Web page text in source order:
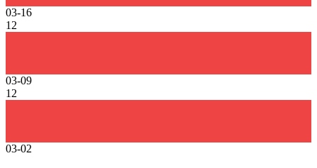
03-16
12
03-09
12
03-02